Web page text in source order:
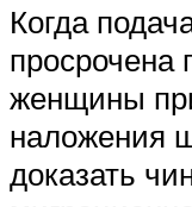
Когда
просрочена
женщины
наложения
доказать